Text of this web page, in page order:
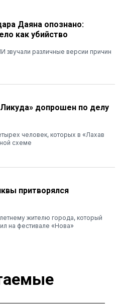
Даяна опознано:
как убийство
различные версии причин
допрошен по делу
человек, которых в «Лахав
схеме
притворялся
жителю города, который
на фестивале «Нова»